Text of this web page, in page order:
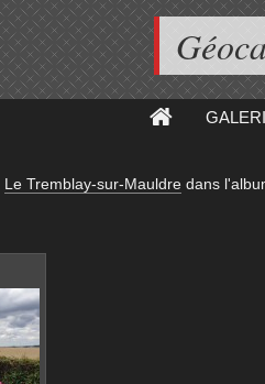
Le Tremblay-sur-Mauldredans